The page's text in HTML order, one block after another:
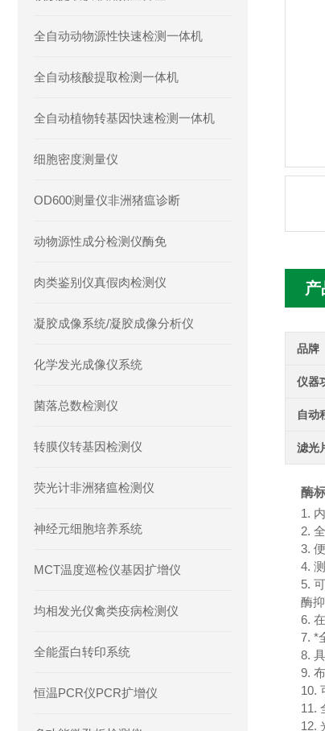
产
品牌
仪器
自动
滤光
酶
1.
2.
3.
4.
5.
酶
6.
7. *
8.
9.
10.
11.
12.
全自动动物源性快速检测一体机
全自动核酸提取检测一体机
全自动植物转基因快速检测一体机
细胞密度测量仪
OD600测量仪非洲猪瘟诊断
动物源性成分检测仪酶免
肉类鉴别仪真假肉检测仪
凝胶成像系统/凝胶成像分析仪
化学发光成像仪系统
菌落总数检测仪
转膜仪转基因检测仪
荧光计非洲猪瘟检测仪
神经元细胞培养系统
MCT温度巡检仪基因扩增仪
均相发光仪禽类疫病检测仪
全能蛋白转印系统
恒温PCR仪PCR扩增仪